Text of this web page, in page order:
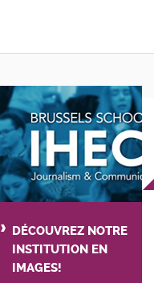
DÉCOUVREZ NOTRE
INSTITUTION EN
IMAGES!